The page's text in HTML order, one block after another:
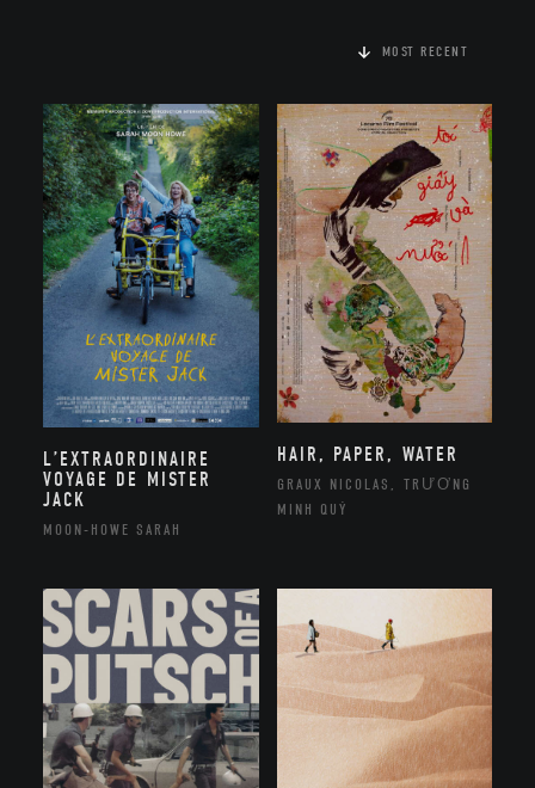
MOST RECENT
L’EXTRAORDINAIRE
VOYAGE DE MISTER
JACK
MOON-HOWE SARAH
HAIR, PAPER, WATER
GRAUX NICOLAS, TRƯƠNG
MINH QUÝ